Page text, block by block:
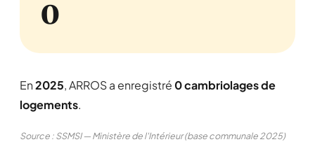
0
En2025, ARROS a enregistré 0 cambriolages de
logements.
Source : SSMSI — Ministère de l'Intérieur (base communale 2025)